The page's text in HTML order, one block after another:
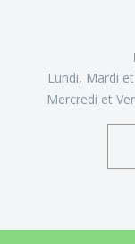
Lundi, Mardi et
Mercredi et